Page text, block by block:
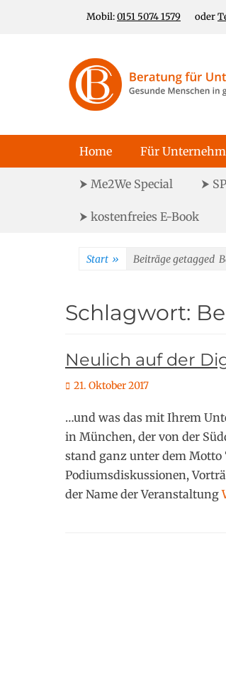
Header Top
Mobil:0151 5074 1579 oder
Für gesunde Menschen in
Primäres Menü
Home Für
Sekundäres Menü
⮞ Me2We Special ⮞
⮞ kostenfreies E-Book
Start » Beiträge getagged
Schlagwort:
Neulich auf der
P
s
t
e
o
n
21. Oktober 2017
…und was das mit Ihrem
in München, der von der
stand ganz unter dem Motto
Podiumsdiskussionen,
der Name der Veranstaltung